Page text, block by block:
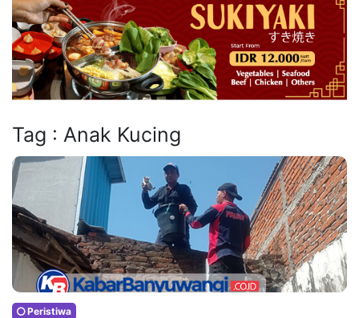
Tag : Anak Kucing
Peristiwa